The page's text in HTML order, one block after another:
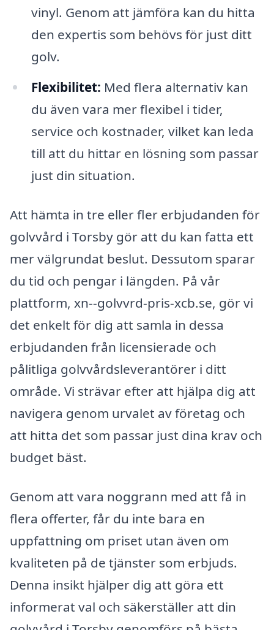
vinyl. Genom att jämföra kan du hitta
den expertis som behövs för just ditt
golv.
Flexibilitet: Med flera alternativ kan
du även vara mer flexibel i tider,
service och kostnader, vilket kan leda
till att du hittar en lösning som passar
just din situation.
Att hämta in tre eller fler erbjudanden för
golvvård i Torsby gör att du kan fatta ett
mer välgrundat beslut. Dessutom sparar
du tid och pengar i längden. På vår
plattform, xn--golvvrd-pris-xcb.se, gör vi
det enkelt för dig att samla in dessa
erbjudanden från licensierade och
pålitliga golvvårdsleverantörer i ditt
område. Vi strävar efter att hjälpa dig att
navigera genom urvalet av företag och
att hitta det som passar just dina krav och
budget bäst.
Genom att vara noggrann med att få in
flera offerter, får du inte bara en
uppfattning om priset utan även om
kvaliteten på de tjänster som erbjuds.
Denna insikt hjälper dig att göra ett
informerat val och säkerställer att din